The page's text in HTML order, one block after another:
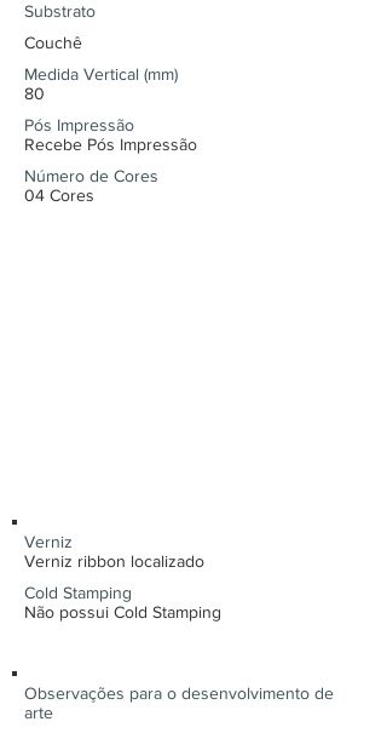
Substrato
Couchê
Medida Vertical (mm)
80
Pós Impressão
Recebe Pós Impressão
Número de Cores
04 Cores
Verniz
Verniz ribbon localizado
Cold Stamping
Não possui Cold Stamping
Observações para o desenvolvimento de
arte